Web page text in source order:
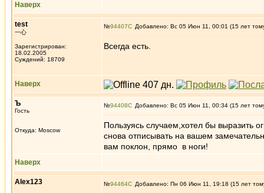
Наверх
test
一心
Зарегистрирован:
18.02.2005
Суждений: 18709
№94407 Добавлено: Вс 05 Июн 11, 00:01 (15 лет
Всегда есть.
Наверх
Ъ
Гость
Откуда: Moscow
№94408 Добавлено: Вс 05 Июн 11, 00:34 (15 лет
Пользуясь случаем,хотел бы выразить
снова отписывать на вашем
вам поклон, прямо в ноги!
Наверх
Alex123 №94464 Добавлено: Пн 06 Июн 11, 19:18 (15 лет